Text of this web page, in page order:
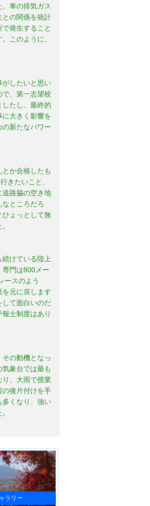
車の排気ガス
との関係を統計
発生すること
このように、
がしたいと思い
、第一志望校
たし、最終的
大きく影響を
新たなパワー
か合格したも
きたいこと、
道路脇の空き地
ところだろ
ひょっとして無
続けている陸上
専門は800メー
ースのよう
元に戻します
して面白いのだ
士制度はあり
の動機となっ
象台では最も
り、大雨で授業
の後片付けを手
多くなり、強い
ラリー